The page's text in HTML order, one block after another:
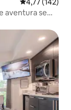
4,77 de uma
4,77 (142)
aventura se